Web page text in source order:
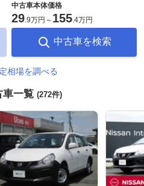
中古車本体価格
29.9万円 ～ 155.4万円
中古車を検索
相場を調べる
車一覧 (272件)